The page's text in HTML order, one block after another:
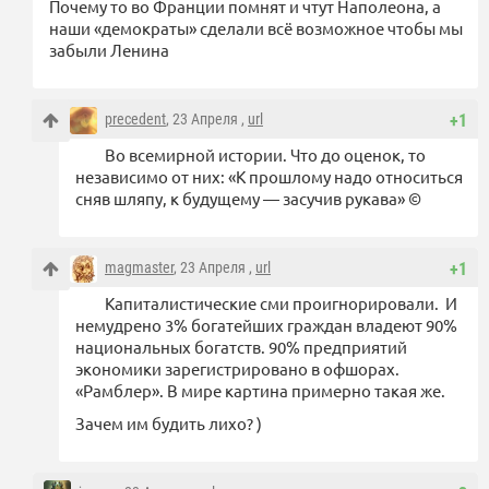
Почему то во Франции помнят и чтут Наполеона, а
наши «демократы» сделали всё возможное чтобы мы
забыли Ленина
+1
precedent, 23 Апреля , url
Во всемирной истории. Что до оценок, то
независимо от них: «К прошлому надо относиться
сняв шляпу, к будущему — засучив рукава» ©
+1
magmaster, 23 Апреля , url
Капиталистические сми проигнорировали. И
немудрено 3% богатейших граждан владеют 90%
национальных богатств. 90% предприятий
экономики зарегистрировано в офшорах.
«Рамблер». В мире картина примерно такая же.
Зачем им будить лихо? )